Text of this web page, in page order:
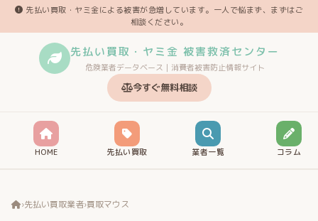
先払い買取・ヤミ金による被害が急増しています。一人で悩まず、まずはご
相談ください。
先払い買取・ヤミ金 被害救済センター
危険業者データベース｜消費者被害防止情報サイト
今すぐ無料相談
HOME 先払い買取 業者一覧 コラム
›先払い買取業者›買取マウス